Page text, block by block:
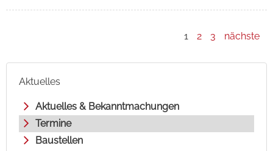
1 2 3 nächste
Aktuelles
Aktuelles & Bekanntmachungen
Termine
Baustellen